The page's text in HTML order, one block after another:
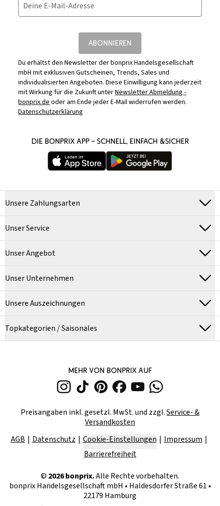
Deine E-Mail-Adresse
ABONNIEREN
Du erhältst den Newsletter der bonprix Handelsgesellschaft
mbH mit exklusiven Gutscheinen, Trends, Sales und
individualisierten Angeboten. Diese Einwilligung kann jederzeit
mit Wirkung für die Zukunft unterNewsletter Abmeldung -
bonprix.deoder am Ende jeder E-Mail widerrufen werden.
Datenschutzerklärung
DIE BONPRIX APP – SCHNELL, EINFACH &SICHER
Unsere Zahlungsarten
Unser Service
Unser Angebot
Unser Unternehmen
Unsere Auszeichnungen
Topkategorien / Saisonales
MEHR VON BONPRIX AUF
Preisangaben inkl. gesetzl. MwSt. und zzgl.Service- &
Versandkosten
AGB
Datenschutz Cookie-Einstellungen
Impressum
Barrierefreiheit
© 2026bonprix.Alle Rechte vorbehalten.
bonprix Handelsgesellschaft mbH • Haldesdorfer Straße 61 •
22179 Hamburg